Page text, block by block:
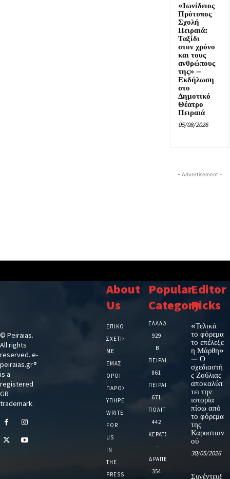
«Ιωνίδειος
Πρότυπος
Σχολή
Πειραιά:
Ταξίδι
στον χρόνο
και τους
ανθρώπους
της» –
Εκδήλωση
στο
Δημοτικό
Θέατρο
Πειραιά
05/08/2026
- Advertisement -
© Peiraias.
All rights
reserved. e-
peiraias.gr®
is a
registered
GR
trademark.
About
Us
ΕΠΙΚΟΙΝΩΝΙΑ
ΣΧΕΤΙΚΆ
ΜΕ
ΕΜΆΣ
ΌΡΟΙ
ΠΑΡΟΧΉΣ
ΥΠΗΡΕΣΙΏΝ
WRITE
FOR
US
IN
THE
PRESS
Popular
Category
ΕΛΛΑΔΑ
929
Β
ΠΕΙΡΑΙΑ
861
ΠΕΙΡΑΙΑΣ
671
ΠΟΛΙΤΙΚΗ
442
ΚΕΡΑΤΣΙΝΙ
-
ΔΡΑΠΕΤΣΩΝΑ
354
Editor
Picks
«Τελικά
το φόρεμα
το επέλεξε
η Μάρθη»
— Ο
σχεδιαστή
ς Ζούλιας
αποκαλύπ
τει την
ιστορία
πίσω από
το φόρεμα
της
Καρυστιαν
ού
30/05/2026
Συνέντευξ